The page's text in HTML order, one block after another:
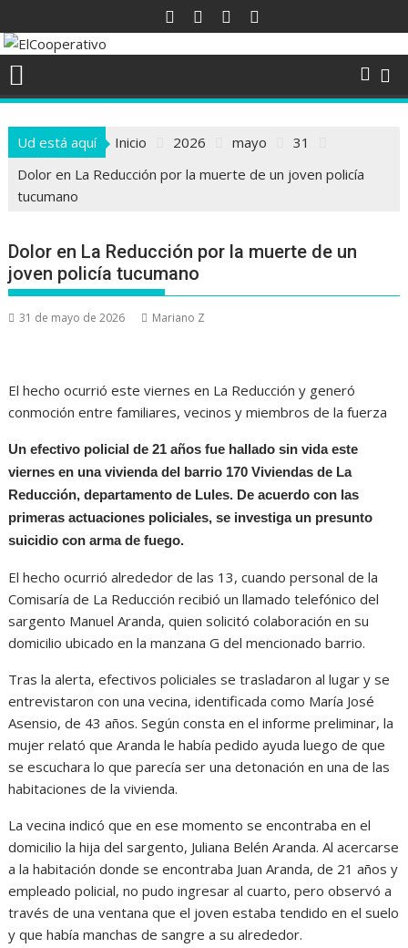
al
contenido
Ud está aquí Inicio 2026 mayo
31
Dolor en La Reducción por la muerte de un joven policía
tucumano
Dolor en La Reducción por la muerte de un
joven policía tucumano
31 de mayo de 2026 Mariano Z
El hecho ocurrió este viernes en La Reducción y generó
conmoción entre familiares, vecinos y miembros de la fuerza
Un efectivo policial de 21 años fue hallado sin vida este
viernes en una vivienda del barrio 170 Viviendas de La
Reducción, departamento de Lules. De acuerdo con las
primeras actuaciones policiales, se investiga un presunto
suicidio con arma de fuego.
El hecho ocurrió alrededor de las 13, cuando personal de la
Comisaría de La Reducción recibió un llamado telefónico del
sargento Manuel Aranda, quien solicitó colaboración en su
domicilio ubicado en la manzana G del mencionado barrio.
Tras la alerta, efectivos policiales se trasladaron al lugar y se
entrevistaron con una vecina, identificada como María José
Asensio, de 43 años. Según consta en el informe preliminar, la
mujer relató que Aranda le había pedido ayuda luego de que
se escuchara lo que parecía ser una detonación en una de las
habitaciones de la vivienda.
La vecina indicó que en ese momento se encontraba en el
domicilio la hija del sargento, Juliana Belén Aranda. Al acercarse
a la habitación donde se encontraba Juan Aranda, de 21 años y
empleado policial, no pudo ingresar al cuarto, pero observó a
través de una ventana que el joven estaba tendido en el suelo
y que había manchas de sangre a su alrededor.